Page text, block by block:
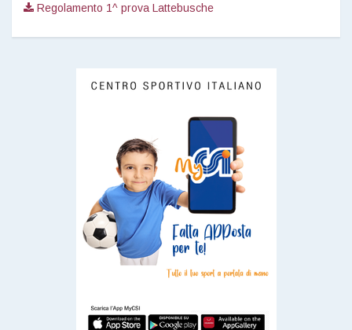
Regolamento 1^ prova Lattebusche